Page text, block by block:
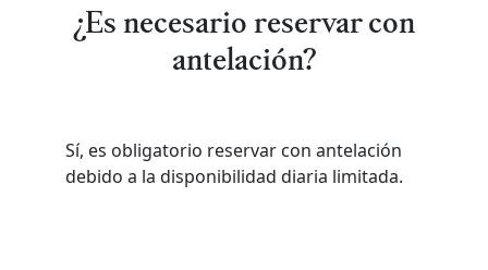
¿Es necesario reservar con
antelación?
Sí, es obligatorio reservar con antelación
debido a la disponibilidad diaria limitada.